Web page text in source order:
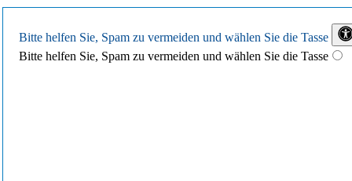
Bitte helfen Sie, Spam zu vermeiden und wählen Sie die Tasse
Bitte helfen Sie, Spam zu vermeiden und wählen Sie die Tasse